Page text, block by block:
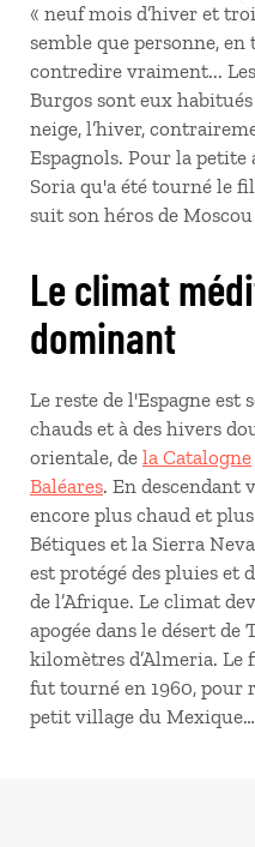
« neuf mois d’hiver et
semble que personne, en
contredire vraiment...
Burgos sont eux
neige, l’hiver,
Espagnols. Pour la petite
Soria qu'a été tourné le
suit son héros de
Le climat méditerranéen,
dominant
Le reste de l'Espagne est
chauds et à des hivers
orientale, de la Catalogne
Baléares. En descendant
encore plus chaud et
Bétiques et la Sierra
est protégé des pluies et
de l’Afrique. Le climat
apogée dans le désert de
kilomètres d’Almeria. Le
fut tourné en 1960, pour
petit village du Mexique…